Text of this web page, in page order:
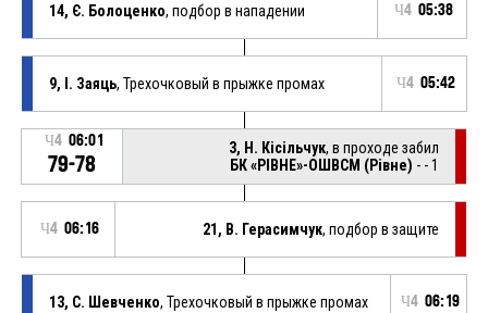
14, Є. Болоценко, подбор в нападении Ч4 05:38
9, І. Заяць, Трехочковый в прыжке промах Ч4 05:42
Ч4 06:01
79-78
3, Н. Кісільчук, в проходе забил
БК «РІВНЕ»-ОШВСМ (Рівне) - - 1
Ч4 06:16 21, В. Герасимчук, подбор в защите
13, С. Шевченко, Трехочковый в прыжке промах Ч4 06:19